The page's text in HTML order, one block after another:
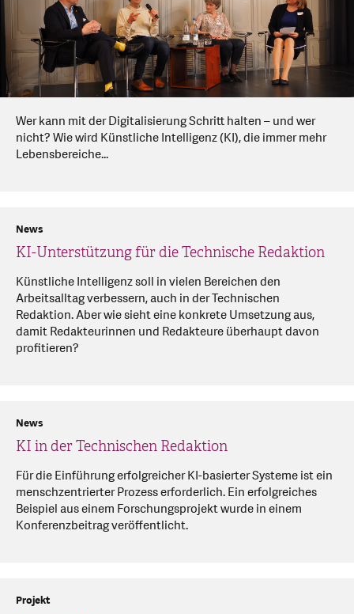
Wer kann mit der Digitalisierung Schritt halten – und wer
nicht? Wie wird Künstliche Intelligenz (KI), die immer mehr
Lebensbereiche...
KI-Unterstützung für die Technische Redaktion
News
Künstliche Intelligenz soll in vielen Bereichen den
Arbeitsalltag verbessern, auch in der Technischen
Redaktion. Aber wie sieht eine konkrete Umsetzung aus,
damit Redakteurinnen und Redakteure überhaupt davon
profitieren?
KI in der Technischen Redaktion
News
Für die Einführung erfolgreicher KI-basierter Systeme ist ein
menschzentrierter Prozess erforderlich. Ein erfolgreiches
Beispiel aus einem Forschungsprojekt wurde in einem
Konferenzbeitrag veröffentlicht.
Projekt